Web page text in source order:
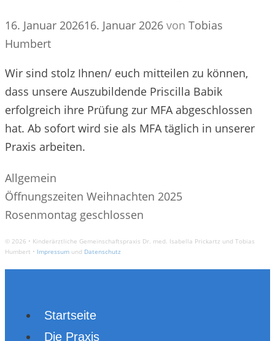
16. Januar 202616. Januar 2026 von Tobias
Humbert
Wir sind stolz Ihnen/ euch mitteilen zu können,
dass unsere Auszubildende Priscilla Babik
erfolgreich ihre Prüfung zur MFA abgeschlossen
hat. Ab sofort wird sie als MFA täglich in unserer
Praxis arbeiten.
Kategorien
Allgemein
Beitrags-
Navigation
Öffnungszeiten Weihnachten 2025
Rosenmontag geschlossen
© 2026 • Kinderärztliche Gemeinschaftspraxis Dr. med. Isabella Prickartz und Tobias
Humbert • Impressum und Datenschutz
Startseite
Die Praxis